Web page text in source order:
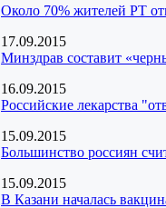
Около 70% жителей РТ
17.09.2015
Минздрав составит
16.09.2015
Российские лекарства
15.09.2015
Большинство россиян
15.09.2015
В Казани началась